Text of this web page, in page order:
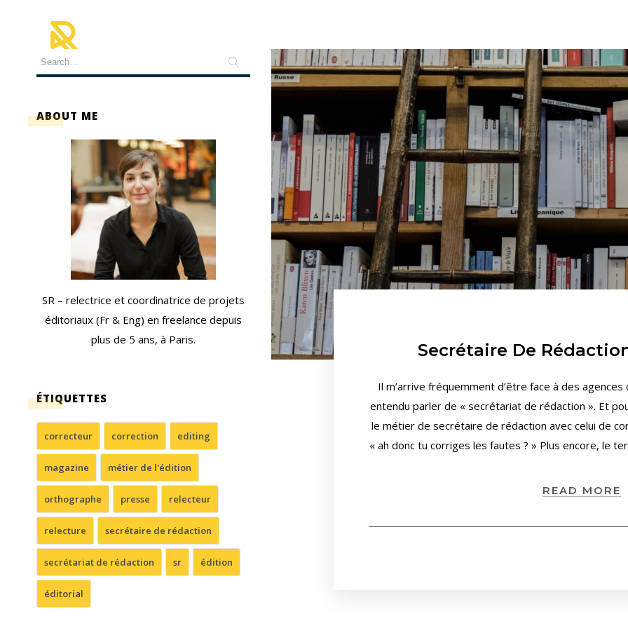
ABOUT ME
SR – relectrice et coordinatrice de projets
éditoriaux (Fr & Eng) en freelance depuis
plus de 5 ans, à Paris.
ÉTIQUETTES
correcteur correction editing
magazine métier de l'édition
orthographe presse relecteur
relecture secrétaire de rédaction
secrétariat de rédaction sr édition
éditorial
Secrétaire De
Il m’arrive fréquemment d’être face à des
entendu parler de « secrétariat de rédaction ». Et
le métier de secrétaire de rédaction avec celui de
« ah donc tu corriges les fautes ? » Plus encore, le
READ MORE